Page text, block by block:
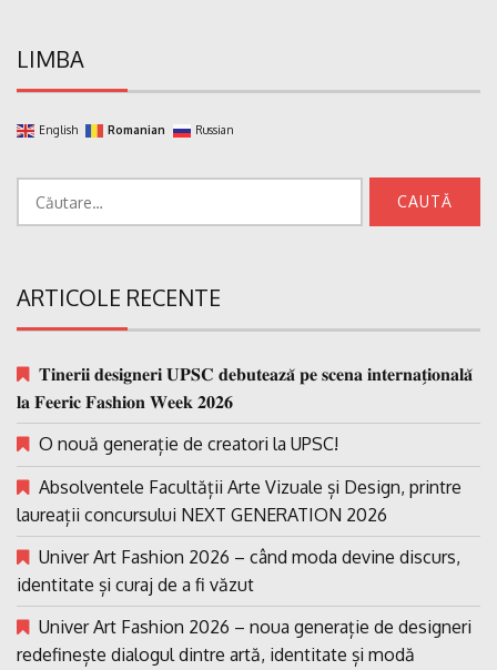
LIMBA
English Romanian Russian
ARTICOLE RECENTE
𝐓𝐢𝐧𝐞𝐫𝐢𝐢 𝐝𝐞𝐬𝐢𝐠𝐧𝐞𝐫𝐢 𝐔𝐏𝐒𝐂 𝐝𝐞𝐛𝐮𝐭𝐞𝐚𝐳𝐚̆ 𝐩𝐞 𝐬𝐜𝐞𝐧𝐚 𝐢𝐧𝐭𝐞𝐫𝐧𝐚𝐭̗𝐢𝐨𝐧𝐚𝐥𝐚̆
𝐥𝐚 𝐅𝐞𝐞𝐫𝐢𝐜 𝐅𝐚𝐬𝐡𝐢𝐨𝐧 𝐖𝐞𝐞𝐤 𝟐𝟎𝟐𝟔
O nouă generație de creatori la UPSC!
Absolventele Facultății Arte Vizuale și Design, printre
laureații concursului NEXT GENERATION 2026
Univer Art Fashion 2026 – când moda devine discurs,
identitate și curaj de a fi văzut
Univer Art Fashion 2026 – noua generație de designeri
redefinește dialogul dintre artă, identitate și modă